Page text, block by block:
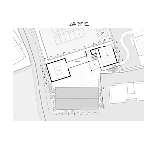
- 2층 평면도 -